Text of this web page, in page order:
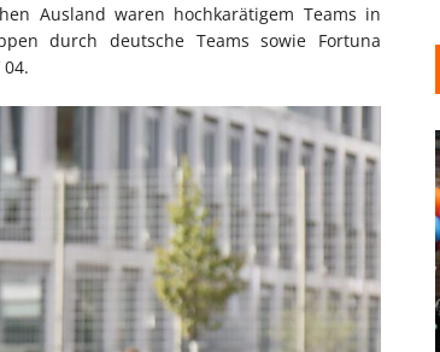
Ausland waren hochkarätigem Teams in
durch deutsche Teams sowie Fortuna
INDUSTRIELLER CHIC: WIE
KUNSTSTOFFFENSTER DEN